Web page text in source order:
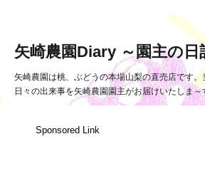
矢崎農園Diary ～園主の日
矢崎農園は桃、ぶどうの本場山梨の直売店です
日々の出来事を矢崎農園園主がお届けいたしま～
Sponsored Link